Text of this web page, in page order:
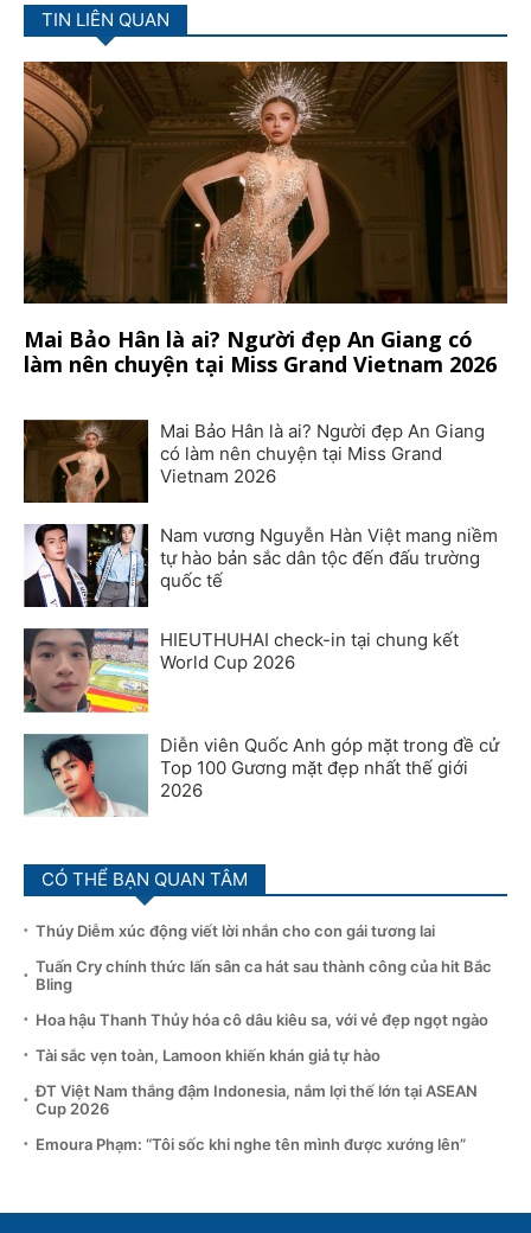
TIN LIÊN QUAN
Mai Bảo Hân là ai? Người đẹp An Giang có
làm nên chuyện tại Miss Grand Vietnam 2026
Mai Bảo Hân là ai? Người đẹp An Giang
có làm nên chuyện tại Miss Grand
Vietnam 2026
Nam vương Nguyễn Hàn Việt mang niềm
tự hào bản sắc dân tộc đến đấu trường
quốc tế
HIEUTHUHAI check-in tại chung kết
World Cup 2026
Diễn viên Quốc Anh góp mặt trong đề cử
Top 100 Gương mặt đẹp nhất thế giới
2026
CÓ THỂ BẠN QUAN TÂM
Thúy Diễm xúc động viết lời nhắn cho con gái tương lai
Tuấn Cry chính thức lấn sân ca hát sau thành công của hit Bắc
Bling
Hoa hậu Thanh Thủy hóa cô dâu kiêu sa, với vẻ đẹp ngọt ngào
Tài sắc vẹn toàn, Lamoon khiến khán giả tự hào
ĐT Việt Nam thắng đậm Indonesia, nắm lợi thế lớn tại ASEAN
Cup 2026
Emoura Phạm: “Tôi sốc khi nghe tên mình được xướng lên”